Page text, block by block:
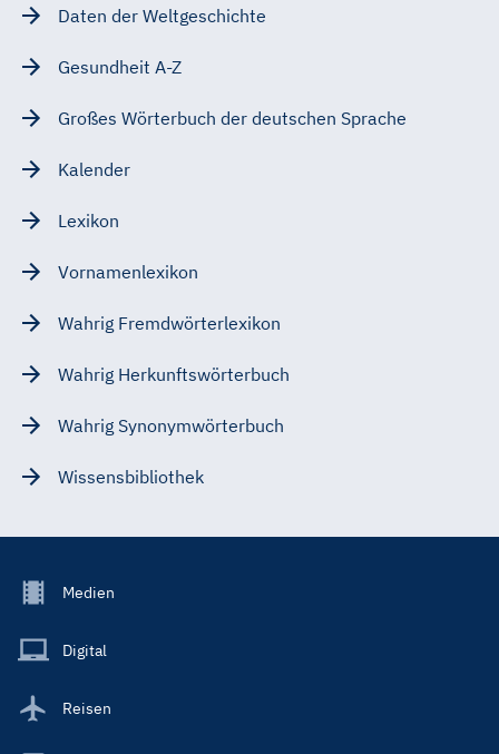
Daten der Weltgeschichte
Gesundheit A-Z
Großes Wörterbuch der deutschen Sprache
Kalender
Lexikon
Vornamenlexikon
Wahrig Fremdwörterlexikon
Wahrig Herkunftswörterbuch
Wahrig Synonymwörterbuch
Wissensbibliothek
Footer
Main
Medien
Digital
Reisen